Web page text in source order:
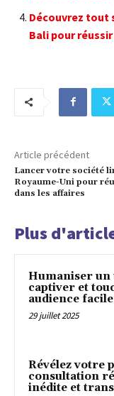
Découvrez tout
Bali pour réussir
Article précédent
Lancer votre société
Royaume-Uni pour
dans les affaires
Plus
Humaniser un
captiver et
audience
29 juillet 2025
Révélez votre
consultation
inédite et